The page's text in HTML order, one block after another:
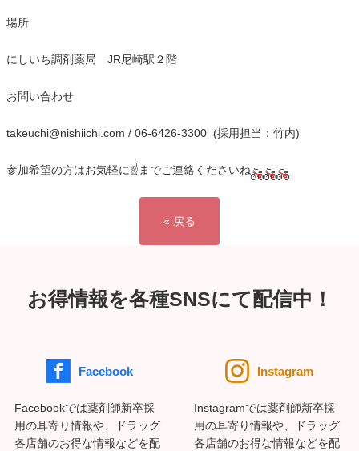
場所
にしいち調剤薬局 JR尼崎駅２階
お問い合わせ
takeuchi@nishiichi.com / 06-6426-3300 (採用担当：竹内)
参加希望の方はお気軽に☝までご連絡くださいね
« 戻る
お得情報を各種SNSにて配信中！
Facebook
Facebookでは薬剤師新卒採
用の耳寄り情報や、ドラッグ
各店舗のお得な情報などを配
Instagram
Instagramでは薬剤師新卒採
用の耳寄り情報や、ドラッグ
各店舗のお得な情報などを配